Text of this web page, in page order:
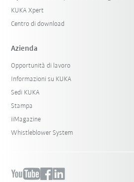
KUKA Xpert
Centro di download
Azienda
Opportunità di lavoro
Informazioni su KUKA
Sedi KUKA
Stampa
iiMagazine
Whistleblower System